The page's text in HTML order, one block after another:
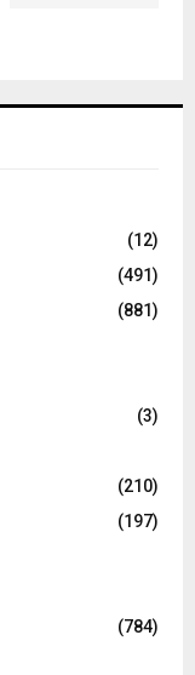
(12)
(491)
(881)
(3)
(210)
(197)
(784)